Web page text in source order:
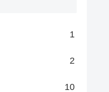
1
2
10